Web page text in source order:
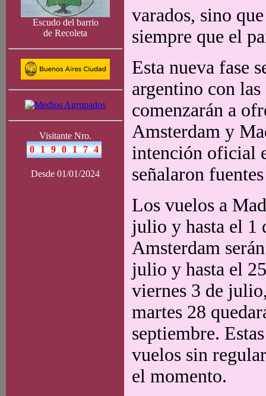
Escudo del barrio
de Recoleta
Visitante Nro.
Desde 01/01/2024
varados, sino
siempre que el
Esta nueva fase
argentino con
comenzarán a
Amsterdam y
intención oficial
señalaron
Los vuelos a
julio y hasta el 1
Amsterdam
julio y hasta el
viernes 3 de
martes 28
septiembre.
vuelos sin
el momento.